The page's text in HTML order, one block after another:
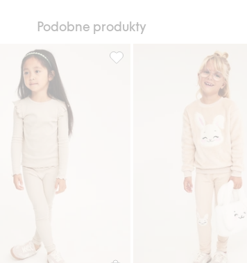
Podobne produkty
do listy ulubione
z dżerseju, Dodaj do listy ulubione
Prążkowane legginsy, Dodaj